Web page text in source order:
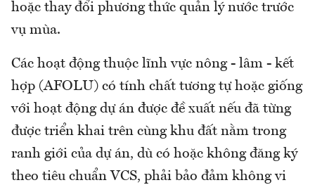
hoặc thay đổi phương thức quản lý nước trước
vụ mùa.
Các hoạt động thuộc lĩnh vực nông - lâm - kết
hợp (AFOLU) có tính chất tương tự hoặc giống
với hoạt động dự án được đề xuất nếu đã từng
được triển khai trên cùng khu đất nằm trong
ranh giới của dự án, dù có hoặc không đăng ký
theo tiêu chuẩn VCS, phải bảo đảm không vi